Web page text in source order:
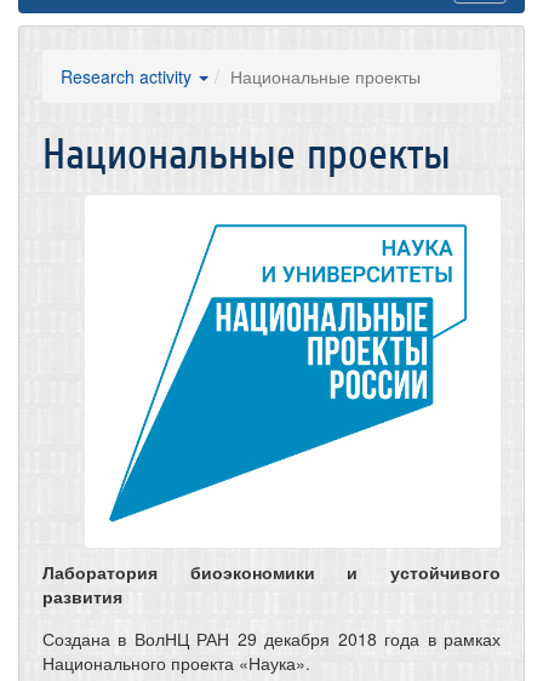
Research activity Национальные проекты
Национальные проекты
Лаборатория биоэкономики и устойчивого
развития
Создана в ВолНЦ РАН 29 декабря 2018 года в рамках
Национального проекта «Наука».